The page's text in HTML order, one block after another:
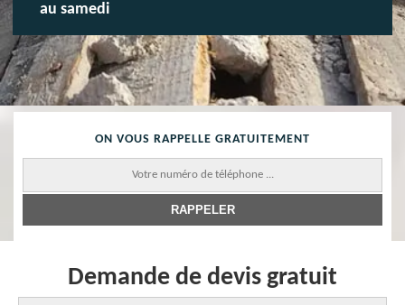
au samedi
ON VOUS RAPPELLE GRATUITEMENT
Demande de devis gratuit